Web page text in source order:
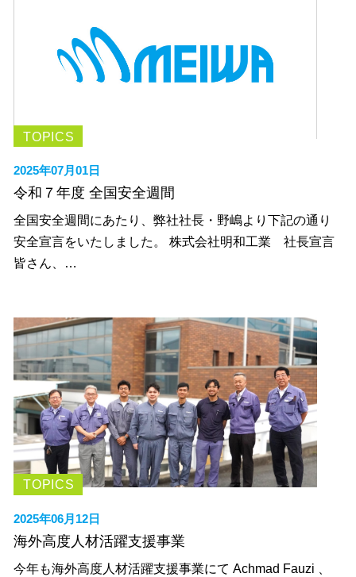
TOPICS
2025年07月01日
令和７年度 全国安全週間
全国安全週間にあたり、弊社社長・野嶋より下記の通り
安全宣言をいたしました。 株式会社明和工業 社長宣言
皆さん、…
TOPICS
2025年06月12日
海外高度人材活躍支援事業
今年も海外高度人材活躍支援事業にて Achmad Fauzi 、